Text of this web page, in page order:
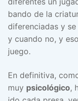
bando de la
diferenciadas y
y cuando no, y
juego.
En definitiva,
muy psicológico,